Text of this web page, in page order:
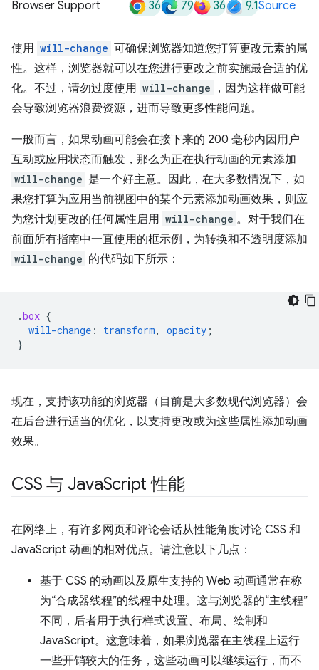
Browser Support 36 79 36 9.1Source
使用 will-change 可确保浏览器知道您打算更改元素的属
性。这样，浏览器就可以在您进行更改之前实施最合适的优
化。不过，请勿过度使用 will-change
，因为这样做可能
会导致浏览器浪费资源，进而导致更多性能问题。
一般而言，如果动画可能会在接下来的 200 毫秒内因用户
互动或应用状态而触发，那么为正在执行动画的元素添加
will-change 是一个好主意。因此，在大多数情况下，如
果您打算为应用当前视图中的某个元素添加动画效果，则应
为您计划更改的任何属性启用 will-change 。对于我们在
前面所有指南中一直使用的框示例，为转换和不透明度添加
will-change 的代码如下所示：
.box {
will-change : transform, opacity ;
}
现在，支持该功能的浏览器（目前是大多数现代浏览器）会
在后台进行适当的优化，以支持更改或为这些属性添加动画
效果。
CSS 与 JavaScript 性能
在网络上，有许多网页和评论会话从性能角度讨论 CSS 和
JavaScript 动画的相对优点。请注意以下几点：
基于 CSS 的动画以及原生支持的 Web 动画通常在称
为“合成器线程”的线程中处理。这与浏览器的“主线程”
不同，后者用于执行样式设置、布局、绘制和
JavaScript。这意味着，如果浏览器在主线程上运行
一些开销较大的任务，这些动画可以继续运行，而不